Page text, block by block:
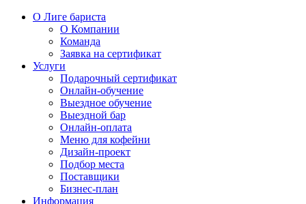
О Лиге бариста
О Компании
Команда
Заявка на сертификат
Услуги
Подарочный сертификат
Онлайн-обучение
Выездное обучение
Выездной бар
Онлайн-оплата
Меню для кофейни
Дизайн-проект
Подбор места
Поставщики
Бизнес-план
Информация